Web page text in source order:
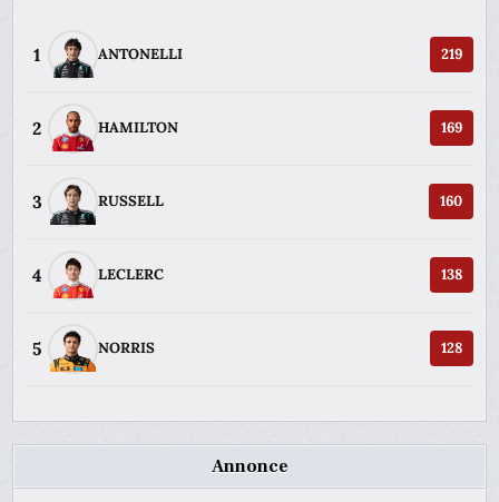
1 ANTONELLI 219
2 HAMILTON 169
3 RUSSELL 160
4 LECLERC 138
5 NORRIS 128
Annonce